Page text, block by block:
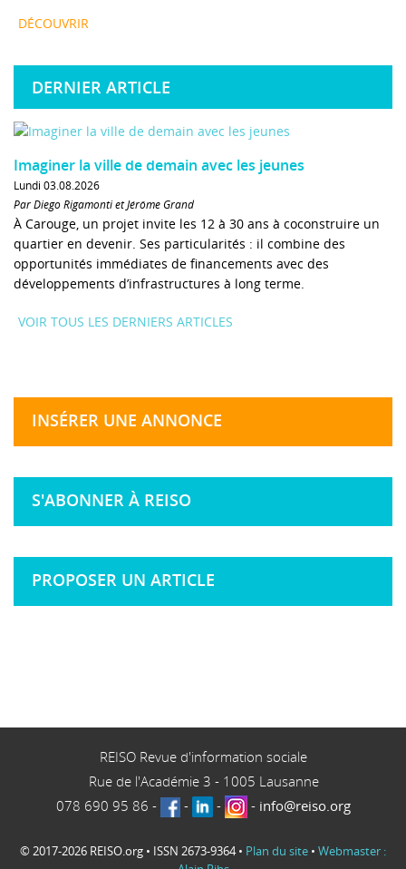
DÉCOUVRIR
DERNIER ARTICLE
Imaginer la ville de demain avec les jeunes
Lundi 03.08.2026
Par Diego Rigamonti et Jérôme Grand
À Carouge, un projet invite les 12 à 30 ans à coconstruire un
quartier en devenir. Ses particularités : il combine des
opportunités immédiates de financements avec des
développements d’infrastructures à long terme.
VOIR TOUS LES DERNIERS ARTICLES
INSÉRER UNE ANNONCE
S'ABONNER À REISO
PROPOSER UN ARTICLE
REISO Revue d'information sociale
Rue de l'Académie 3 - 1005 Lausanne
078 690 95 86 - - - - info@reiso.org
© 2017-2026 REISO.org • ISSN 2673-9364 • Plan du site • Webmaster :